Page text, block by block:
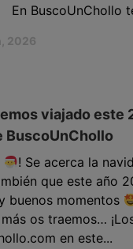
En BuscoUnChollo
2026
viajado este
BuscoUnChollo
! Se acerca la
que este año
buenos momentos
os traemos…
en este...